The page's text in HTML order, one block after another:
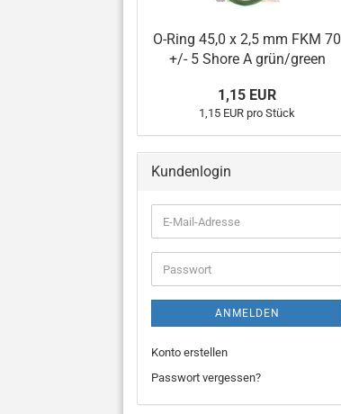
O-Ring 45,0 x 2,5 mm FKM 70
+/- 5 Shore A grün/green
1,15 EUR
1,15 EUR pro Stück
Kundenlogin
E-
Mail-
Adresse
Passwort
ANMELDEN
Konto erstellen
Passwort vergessen?